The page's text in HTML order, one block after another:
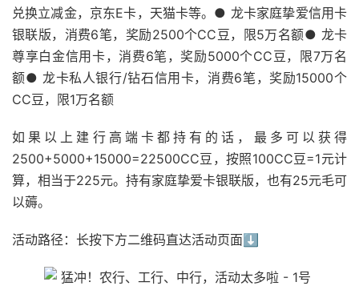
兑换立减金，京东E卡，天猫卡等。● 龙卡家庭挚爱信用卡
银联版，消费6笔，奖励2500个CC豆，限5万名额● 龙卡
尊享白金信用卡，消费6笔，奖励5000个CC豆，限7万名
额● 龙卡私人银行/钻石信用卡，消费6笔，奖励15000个
CC豆，限1万名额
如果以上建行高端卡都持有的话，最多可以获得
2500+5000+15000=22500CC豆，按照100CC豆=1元计
算，相当于225元。持有家庭挚爱卡银联版，也有25元毛可
以薅。
活动路径：长按下方二维码直达活动页面⬇️